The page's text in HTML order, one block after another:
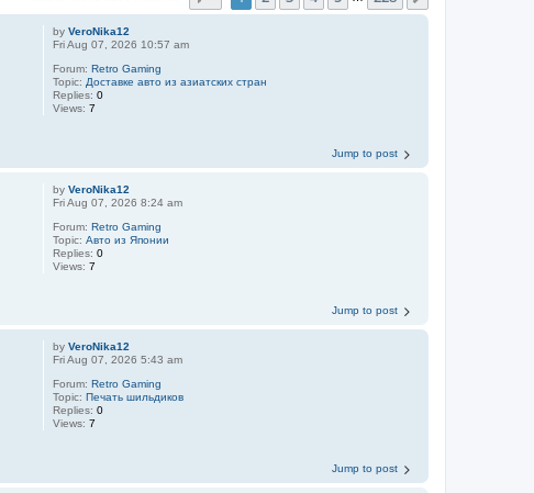
byVeroNika12
Fri Aug 07, 2026 10:57 am
Forum:Retro Gaming
Topic: Доставке авто из азиатских стран
Replies:0
Views:7
Jump to post
byVeroNika12
Fri Aug 07, 2026 8:24 am
Forum:Retro Gaming
Topic:Авто из Японии
Replies:0
Views:7
Jump to post
byVeroNika12
Fri Aug 07, 2026 5:43 am
Forum:Retro Gaming
Topic:Печать шильдиков
Replies:0
Views:7
Jump to post